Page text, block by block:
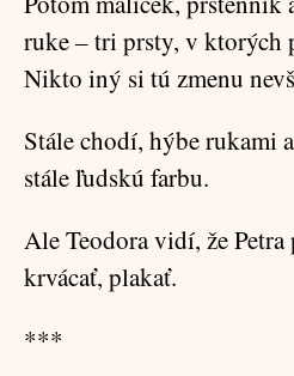
ruke – tri prsty, v ktorých
Nikto iný si tú zmenu
Stále chodí, hýbe rukami
stále ľudskú farbu.
Ale Teodora vidí, že Petra
krvácať, plakať.
***